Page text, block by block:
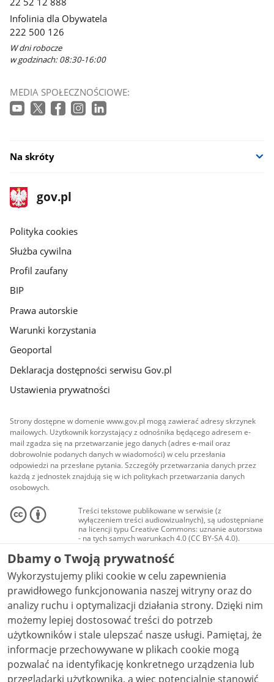
Infolinia dla Obywatela
222 500 126
W dni robocze
w godzinach: 08:30-16:00
MEDIA SPOŁECZNOŚCIOWE:
Na skróty
stopka
gov.pl
Strona
gov.pl
gov.pl
Polityka cookies
Służba cywilna
Profil zaufany
BIP
Prawa autorskie
Warunki korzystania
Geoportal
Deklaracja dostępności serwisu Gov.pl
Ustawienia prywatności
Strony dostępne w domenie www.gov.pl mogą zawierać adresy skrzynek
mailowych. Użytkownik korzystający z odnośnika będącego adresem e-
mail zgadza się na przetwarzanie jego danych (adres e-mail oraz
dobrowolnie podanych danych w wiadomości) w celu przesłania
odpowiedzi na przesłane pytania. Szczegóły przetwarzania danych przez
każdą z jednostek znajdują się w ich politykach przetwarzania danych
osobowych.
Treści tekstowe publikowane w serwisie (z
wyłączeniem treści audiowizualnych), są udostępniane
na licencji typu Creative Commons: uznanie autorstwa
- na tych samych warunkach 4.0 (CC BY-SA 4.0).
Materiały audiowizualne, w tym zdjęcia, materiały
audio i wideo, są udostępniane na licencji typu
Creative Commons: uznanie autorstwa użycie
niekomercyjne - bez utworów zależnych 4.0 (CC BY-
NC-ND 4.0), o ile nie jest to stwierdzone inaczej.
Dbamy o Twoją prywatność
Wykorzystujemy pliki cookie w celu zapewnienia
prawidłowego funkcjonowania naszej witryny oraz do
analizy ruchu i optymalizacji działania strony. Dzięki nim
możemy lepiej dostosować treści do potrzeb
użytkowników i stale ulepszać nasze usługi. Pamiętaj, że
informacje przechowywane w plikach cookie mogą
pozwalać na identyfikację konkretnego urządzenia lub
przeglądarki użytkownika, a więc potencjalnie stanowić